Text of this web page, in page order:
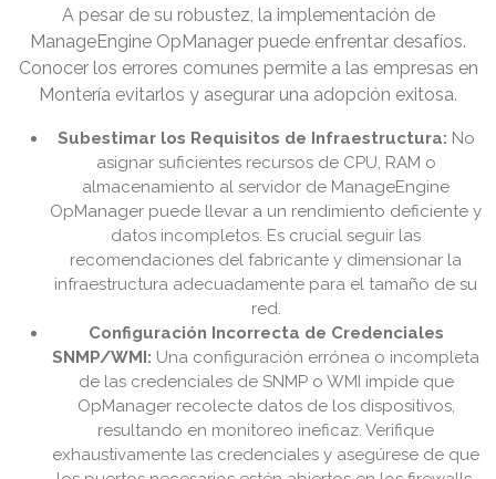
A pesar de su robustez, la implementación de
ManageEngine OpManager puede enfrentar desafíos.
Conocer los errores comunes permite a las empresas en
Montería evitarlos y asegurar una adopción exitosa.
Subestimar los Requisitos de Infraestructura: No
asignar suficientes recursos de CPU, RAM o
almacenamiento al servidor de ManageEngine
OpManager puede llevar a un rendimiento deficiente y
datos incompletos. Es crucial seguir las
recomendaciones del fabricante y dimensionar la
infraestructura adecuadamente para el tamaño de su
red.
Configuración Incorrecta de Credenciales
SNMP/WMI: Una configuración errónea o incompleta
de las credenciales de SNMP o WMI impide que
OpManager recolecte datos de los dispositivos,
resultando en monitoreo ineficaz. Verifique
exhaustivamente las credenciales y asegúrese de que